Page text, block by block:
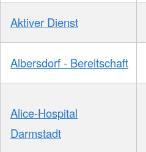
Aktiver Dienst
Albersdorf - Bereitschaft
Alice-Hospital
Darmstadt